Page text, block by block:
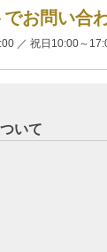
でお問い合
／ 祝日10:00～
いて